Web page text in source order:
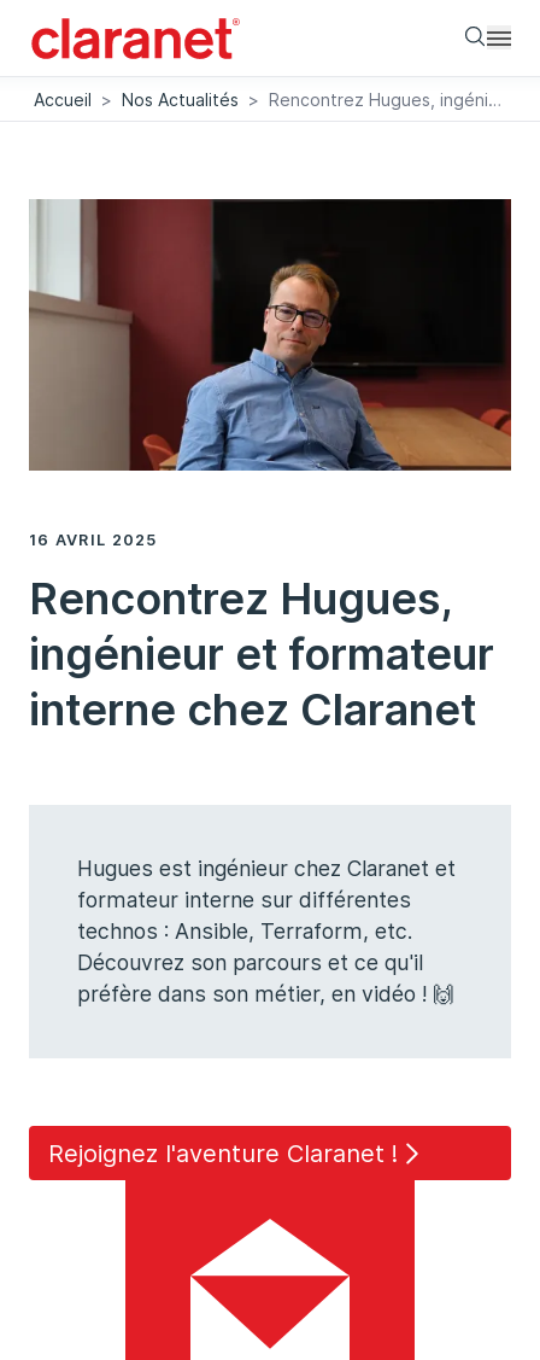
Accueil > Nos Actualités > Rencontrez Hugues, ingénieur et formateur interne chez Claranet
16 AVRIL 2025
Rencontrez Hugues,
ingénieur et formateur
interne chez Claranet
Hugues est ingénieur chez Claranet et
formateur interne sur différentes
technos : Ansible, Terraform, etc.
Découvrez son parcours et ce qu'il
préfère dans son métier, en vidéo ! 🙌
Rejoignez l'aventure Claranet !